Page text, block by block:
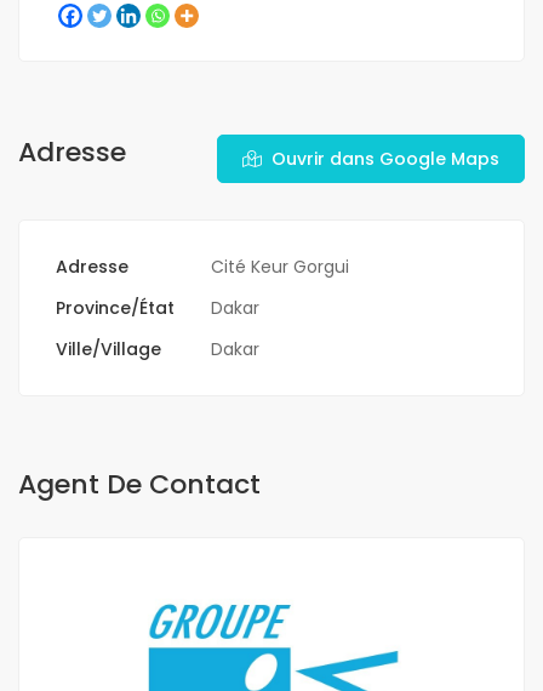
Adresse Ouvrir dans Google Maps
Adresse
Cité Keur Gorgui
Province/État
Dakar
Ville/Village
Dakar
Agent De Contact